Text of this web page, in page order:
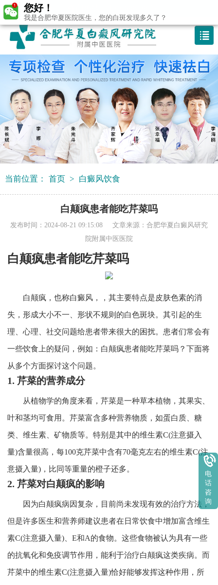
当前位置： 首页 > 白癜风饮食
白颠疯患者能吃芹菜吗
发布时间：2024-08-21 09:15:08 文章来源： 合肥华夏白癜风研究
院附属中医医院
白颠疯患者能吃芹菜吗
白颠疯，也称白癜风，，其主要特点是皮肤色素的消
失，形成大小不一、形状不规则的白色斑块。其引起的生
理、心理、社交问题给患者带来很大的困扰。患者们常会有
一些饮食上的疑问，例如：白颠疯患者能吃芹菜吗？下面将
从多个方面探讨这个问题。
1. 芹菜的营养成分
从植物学的角度来看，芹菜是一种草本植物，其果实、
叶和茎均可食用。芹菜富含多种营养物质，如蛋白质、糖
类、维生素、矿物质等。特别是其中的维生素C(注意摄入
量)含量很高，每100克芹菜中含有70毫克左右的维生素C(注
意摄入量)，比同等重量的橙子还多。
2. 芹菜对白颠疯的影响
因为白颠疯病因复杂，目前尚未发现有效的治疗方法，
但是许多医生和营养师建议患者在日常饮食中增加富含维生
素C(注意摄入量)、E和A的食物。这些食物被认为具有一些
的抗氧化和免疫调节作用，能利于治疗白颠疯这类疾病。而
芹菜中的维生素C(注意摄入量)恰好能够发挥这种作用，所
电
话
咨
询
您好！
我是合肥华夏医院医生，您的白斑发现多久了？